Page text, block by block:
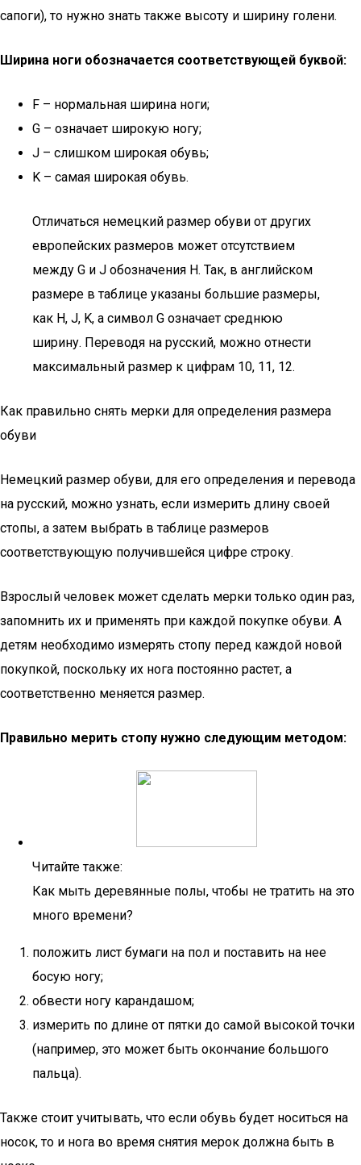
сапоги), то нужно знать также высоту и ширину голени.
Ширина ноги обозначается соответствующей буквой:
F – нормальная ширина ноги;
G – означает широкую ногу;
J – слишком широкая обувь;
K – самая широкая обувь.
Отличаться немецкий размер обуви от других
европейских размеров может отсутствием
между G и J обозначения H. Так, в английском
размере в таблице указаны большие размеры,
как H, J, K, а символ G означает среднюю
ширину. Переводя на русский, можно отнести
максимальный размер к цифрам 10, 11, 12.
Как правильно снять мерки для определения размера
обуви
Немецкий размер обуви, для его определения и перевода
на русский, можно узнать, если измерить длину своей
стопы, а затем выбрать в таблице размеров
соответствующую получившейся цифре строку.
Взрослый человек может сделать мерки только один раз,
запомнить их и применять при каждой покупке обуви. А
детям необходимо измерять стопу перед каждой новой
покупкой, поскольку их нога постоянно растет, а
соответственно меняется размер.
Правильно мерить стопу нужно следующим методом:
Читайте также:
Как мыть деревянные полы, чтобы не тратить на это
много времени?
положить лист бумаги на пол и поставить на нее
босую ногу;
обвести ногу карандашом;
измерить по длине от пятки до самой высокой точки
(например, это может быть окончание большого
пальца).
Также стоит учитывать, что если обувь будет носиться на
носок, то и нога во время снятия мерок должна быть в